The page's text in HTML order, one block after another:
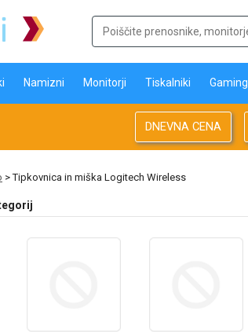
Namizni Monitorji Tiskalniki Gaming
DNEVNA CENA
> Tipkovnica in miška Logitech Wireless